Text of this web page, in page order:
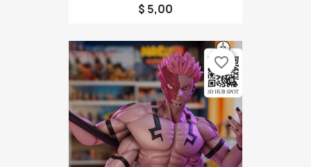
$ 5,00
favorite_border